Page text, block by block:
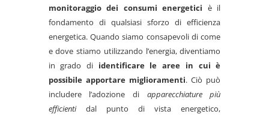
monitoraggio dei consumi energetici è il
fondamento di qualsiasi sforzo di efficienza
energetica. Quando siamo consapevoli di come
e dove stiamo utilizzando l’energia, diventiamo
in grado di identificare le aree in cui è
possibile apportare miglioramenti. Ciò può
includere l’adozione di apparecchiature più
efficientidal punto di vista energetico,